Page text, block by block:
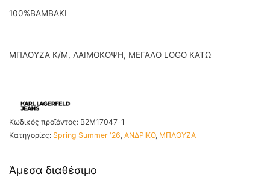
100%ΒΑΜΒΑΚΙ
ΜΠΛΟΥΖΑ Κ/Μ, ΛΑΙΜΟΚΟΨΗ, ΜΕΓΑΛΟ LOGO ΚΑΤΩ
Κωδικός προϊόντος: B2M17047-1
Κατηγορίες: Spring Summer '26, ΑΝΔΡΙΚΟ, ΜΠΛΟΥΖΑ
Άμεσα διαθέσιμο